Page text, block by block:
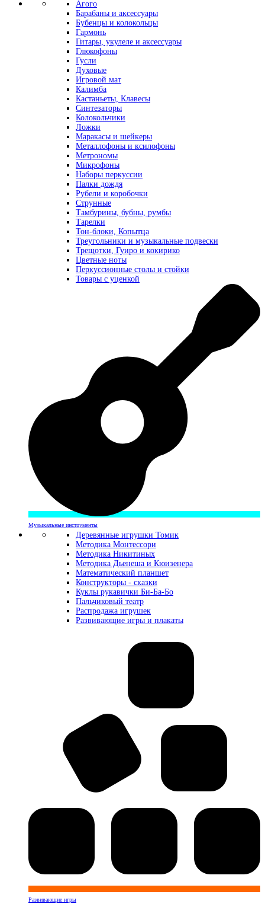
Агого
Барабаны и аксессуары
Бубенцы и колокольцы
Гармонь
Гитары, укулеле и аксессуары
Глюкофоны
Гусли
Духовые
Игровой мат
Калимба
Кастаньеты, Клавесы
Синтезаторы
Колокольчики
Ложки
Маракасы и шейкеры
Металлофоны и ксилофоны
Метрономы
Микрофоны
Наборы перкуссии
Палки дождя
Рубели и коробочки
Струнные
Тамбурины, бубны, румбы
Тарелки
Тон-блоки, Копытца
Треугольники и музыкальные подвески
Трещотки, Гуиро и кокирико
Цветные ноты
Перкуссионные столы и стойки
Товары с уценкой
Музыкальные инструменты
Деревянные игрушки Томик
Методика Монтессори
Методика Никитиных
Методика Дьенеша и Кюизенера
Математический планшет
Конструкторы - сказки
Куклы рукавички Би-Ба-Бо
Пальчиковый театр
Распродажа игрушек
Развивающие игры и плакаты
Развивающие игры